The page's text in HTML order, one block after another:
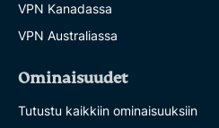
VPN Kanadassa
VPN Australiassa
Ominaisuudet
Tutustu kaikkiin ominaisuuksiin